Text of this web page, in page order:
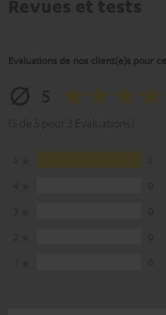
Evaluations de nos client(e)s pour